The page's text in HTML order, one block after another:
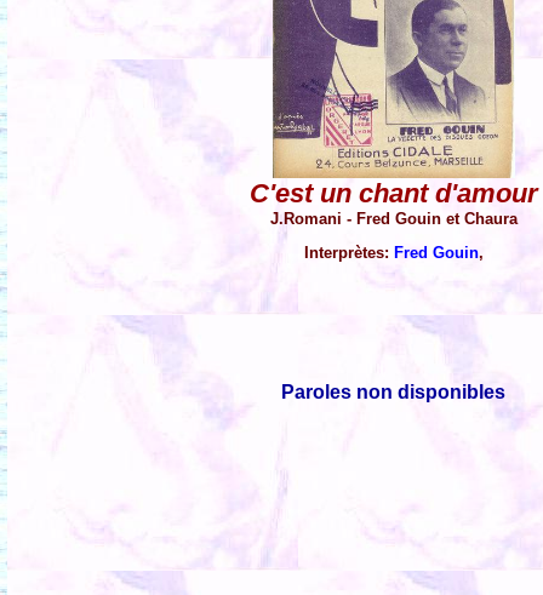
C'est un chant d'amour
J.Romani - Fred Gouin et Chaura
Interprètes: Fred Gouin,
Paroles non disponibles